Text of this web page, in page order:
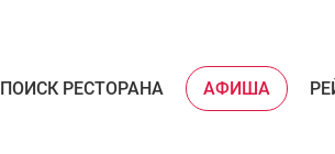
ПОИСК РЕСТОРАНА АФИША